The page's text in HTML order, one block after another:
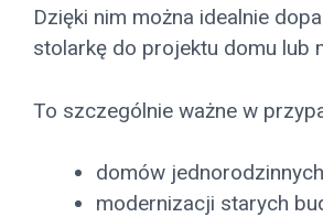
Dzięki nim można idealnie
stolarkę do projektu domu lub
To szczególnie ważne w
domów jednorodzinnych
modernizacji starych